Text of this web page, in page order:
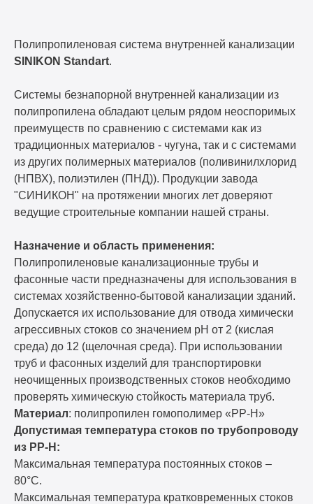
Полипропиленовая система внутренней канализации
SINIKON Standart.
Системы безнапорной внутренней канализации из
полипропилена обладают целым рядом неоспоримых
преимуществ по сравнению с системами как из
традиционных материалов - чугуна, так и с системами
из других полимерных материалов (поливинилхлорид
(НПВХ), полиэтилен (ПНД)). Продукции завода
"СИНИКОН" на протяжении многих лет доверяют
ведущие строительные компании нашей страны.
Назначение и область применения:
Полипропиленовые канализационные трубы и
фасонные части предназначены для использования в
системах хозяйственно-бытовой канализации зданий.
Допускается их использование для отвода химически
агрессивных стоков со значением pH от 2 (кислая
среда) до 12 (щелочная среда). При использовании
труб и фасонных изделий для транспортировки
неочищенных производственных стоков необходимо
проверять химическую стойкость материала труб.
Материал: полипропилен гомополимер «PP-H»
Допустимая температура стоков по трубопроводу
из PP-H:
Максимальная температура постоянных стоков –
80°С.
Максимальная температура кратковременных стоков